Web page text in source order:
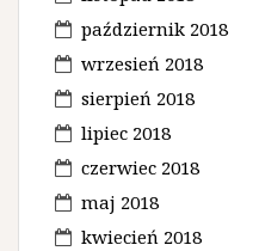
październik 2018
wrzesień 2018
sierpień 2018
lipiec 2018
czerwiec 2018
maj 2018
kwiecień 2018